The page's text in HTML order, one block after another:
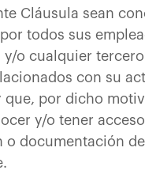
Cláusula sean
todos sus
y/o cualquier
con su
que, por dicho
y/o tener
o documentación